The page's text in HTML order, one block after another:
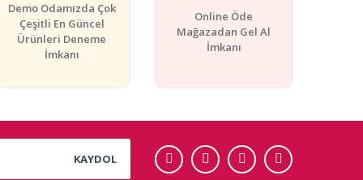
Demo Odamızda Çok
Çeşitli En Güncel
Ürünleri Deneme
İmkanı
Online Öde
Mağazadan Gel Al
İmkanı
KAYDOL